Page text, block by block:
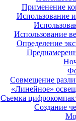
Применение
Использование
Использование
Определение
Совмещение
«Линейное»
Съемка
Создание